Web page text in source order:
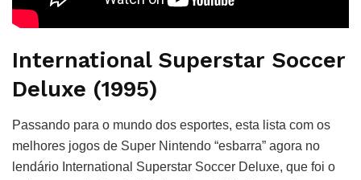
International Superstar Soccer
Deluxe (1995)
Passando para o mundo dos esportes, esta lista com os
melhores jogos de Super Nintendo “esbarra” agora no
lendário International Superstar Soccer Deluxe, que foi o